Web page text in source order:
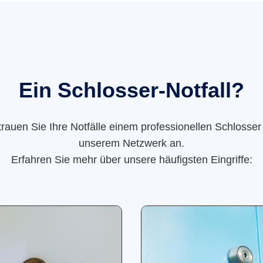
Ein Schlosser-Notfall?
Sie Ihre Notfälle einem professionellen
unserem Netzwerk an.
Erfahren Sie mehr über unsere häufigsten Eingriffe: